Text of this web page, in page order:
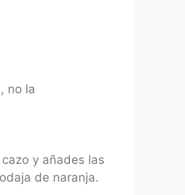
no la
y añades las
de naranja.